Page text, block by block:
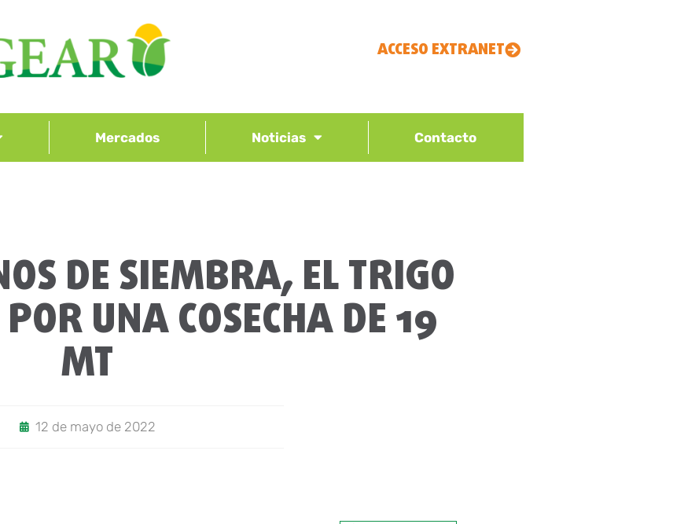
ACCESO EXTRANET
Mercados Noticias Contacto
DE SIEMBRA, EL TRIGO
UNA COSECHA DE 19
MT
12 de mayo de 2022